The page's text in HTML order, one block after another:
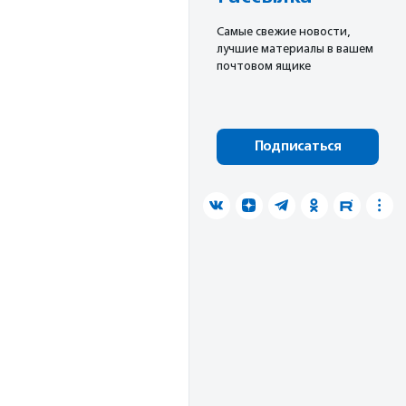
Cамые свежие новости,
лучшие материалы в вашем
почтовом ящике
Подписаться